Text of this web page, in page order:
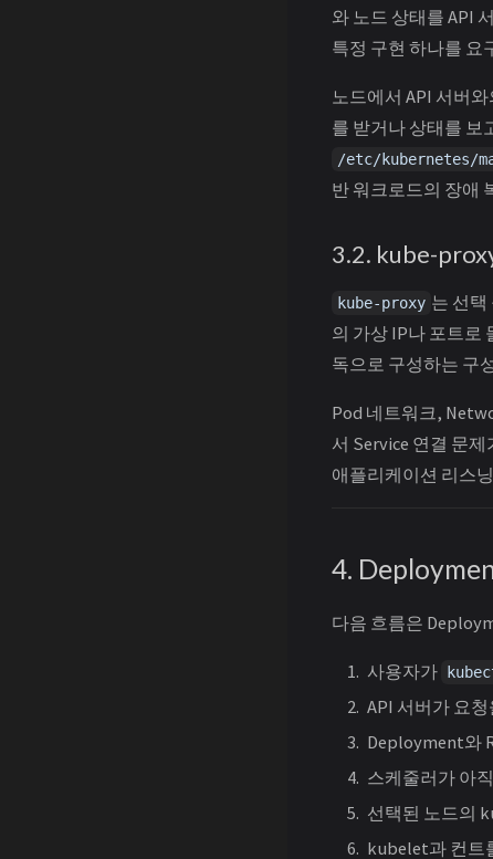
와 노드 상태를 API
특정 구현 하나를 요
노드에서 API 서버
를 받거나 상태를 보
/etc/kubernetes/
반 워크로드의 장애
3.2. kube-
kube-proxy 는 선택
의 가상 IP나 포트로
독으로 구성하는 구
Pod 네트워크,
서 Service 연결 문
애플리케이션 리스
4.
다음 흐름은
사용자가
API 서버가 요
Deployment와
스케줄러가 아
선택된 노드의
kubelet과 컨트